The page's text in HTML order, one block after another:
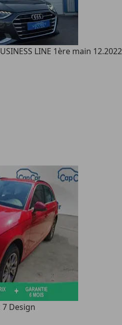
LINE 1ère main 12.2022
7 Design